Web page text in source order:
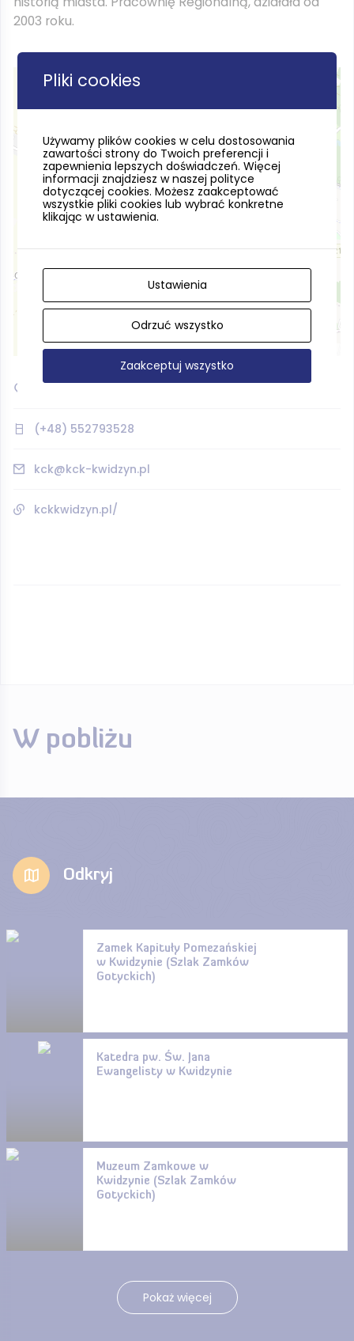
2003 roku.
Kwidzyńskie Centrum Kultury
×
Leaflet| ©OpenStreetMapcontributors
(+48) 552793528
kck@kck-kwidzyn.pl
kckkwidzyn.pl/
W pobliżu
Odkryj
Zamek Kapituły Pomezańskiej
w Kwidzynie (Szlak Zamków
Gotyckich)
Katedra pw. Św. Jana
Ewangelisty w Kwidzynie
Muzeum Zamkowe w
Kwidzynie (Szlak Zamków
Gotyckich)
Pokaż więcej
Pliki cookies
Używamy plików cookies w celu dostosowania
zawartości strony do Twoich preferencji i
zapewnienia lepszych doświadczeń. Więcej
informacji znajdziesz w naszej polityce
dotyczącej cookies. Możesz zaakceptować
wszystkie pliki cookies lub wybrać konkretne
klikając w ustawienia.
Ustawienia
Odrzuć wszystko
Zaakceptuj wszystko